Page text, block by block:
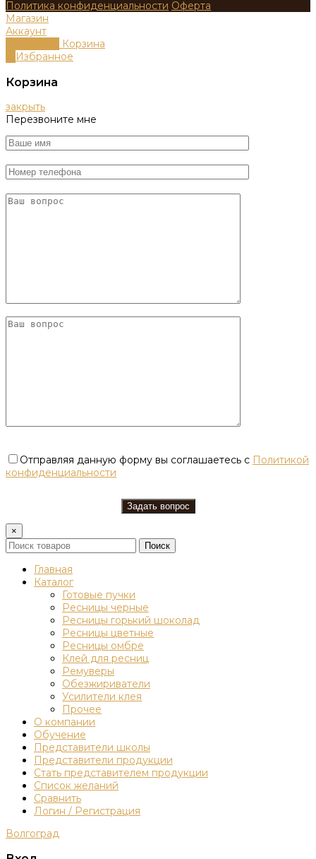
Политика конфиденциальности Оферта
Магазин
Аккаунт
Корзина
Избранное
Корзина
закрыть
Перезвоните мне
Отправляя данную форму вы соглашаетесь с Политикой
конфиденциальности
×
Поиск
Главная
Каталог
Готовые пучки
Ресницы черные
Ресницы горький шоколад
Ресницы цветные
Ресницы омбре
Клей для ресниц
Ремуверы
Обезжириватели
Усилители клея
Прочее
О компании
Обучение
Представители школы
Представители продукции
Стать представителем продукции
Список желаний
Сравнить
Логин / Регистрация
Волгоград